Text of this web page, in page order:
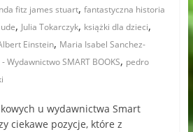
fitz james stuart, fantastyczna historia
, Julia Tokarczyk, książki dla dzieci,
Einstein, Maria Isabel Sanchez-
Wydawnictwo SMART BOOKS, pedro
u wydawnictwa Smart
ciekawe pozycje, które z